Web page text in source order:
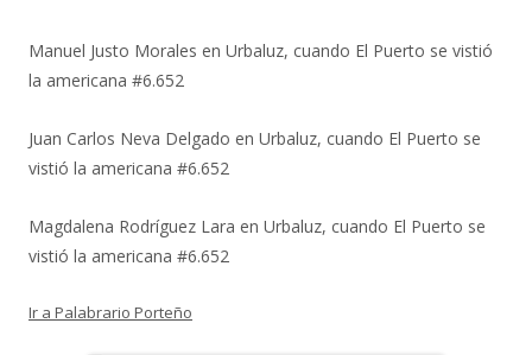
Manuel Justo Morales en Urbaluz, cuando El Puerto se vistió
la americana #6.652
Juan Carlos Neva Delgado en Urbaluz, cuando El Puerto se
vistió la americana #6.652
Magdalena Rodríguez Lara en Urbaluz, cuando El Puerto se
vistió la americana #6.652
Ir a Palabrario Porteño